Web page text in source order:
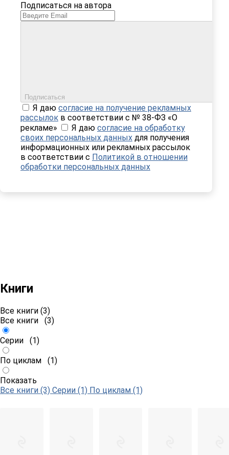
Подписаться на автора
Подписаться
Я даю согласие на получение рекламных
рассылок в соответствии с № 38-ФЗ «О
рекламе»
Я даю согласие на обработку
своих персональных данных для получения
информационных или рекламных рассылок
в соответствии с Политикой в отношении
обработки персональных данных
Книги
Все книги (3)
Все книги (3)
Серии (1)
По циклам (1)
Показать
Все книги (3) Серии (1) По циклам (1)